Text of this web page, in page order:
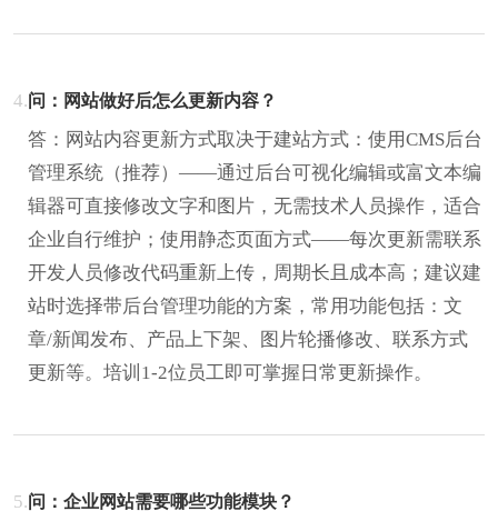
4.问：网站做好后怎么更新内容？
答：网站内容更新方式取决于建站方式：使用CMS后台
管理系统（推荐）——通过后台可视化编辑或富文本编
辑器可直接修改文字和图片，无需技术人员操作，适合
企业自行维护；使用静态页面方式——每次更新需联系
开发人员修改代码重新上传，周期长且成本高；建议建
站时选择带后台管理功能的方案，常用功能包括：文
章/新闻发布、产品上下架、图片轮播修改、联系方式
更新等。培训1-2位员工即可掌握日常更新操作。
5.问：企业网站需要哪些功能模块？